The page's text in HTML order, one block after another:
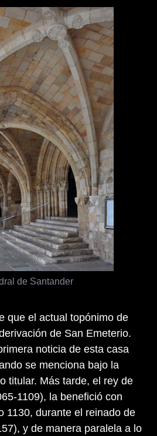
de Santander
que el actual topónimo de
de San Emeterio.
noticia de esta casa
se menciona bajo la
titular. Más tarde, el rey de
1109), la benefició con
1130, durante el reinado de
y de manera paralela a lo